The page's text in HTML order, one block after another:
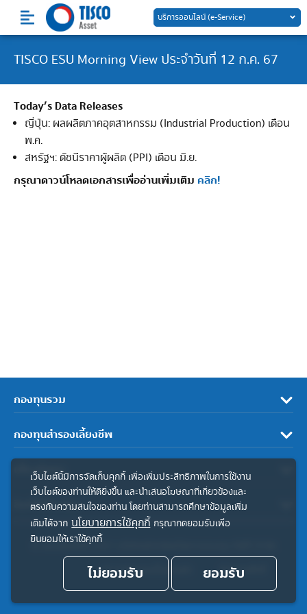
content
บริการออนไลน์ (e-Service)
TISCO ESU Morning View ประจำวันที่ 12 ก.ค. 67
Today’s Data Releases
ญี่ปุ่น: ผลผลิตภาคอุตสาหกรรม (Industrial Production) เดือน
พ.ค.
สหรัฐฯ: ดัชนีราคาผู้ผลิต (PPI) เดือน มิ.ย.
กรุณาดาวน์โหลดเอกสารเพื่ออ่านเพิ่มเติม คลิก!
กองทุนรวม
กองทุนสำรองเลี้ยงชีพ
เกี่ยวกับเรา
ลิงค์ที่เกี่ยวข้อง
© สงวนลิขสิทธิ์ 2567 บริษัทหลักทรัพย์จัดการกองทุน ทิสโก้ จำกัด
ประกาศความเป็นส่วนตัว
คำสงวนสิทธิ์
เว็บไซต์นี้มีการจัดเก็บคุกกี้ เพื่อเพิ่มประสิทธิภาพในการใช้งาน
เว็บไซต์ของท่านให้ดียิ่งขึ้น และนำเสนอโฆษณาที่เกี่ยวข้องและ
ตรงกับความสนใจของท่าน โดยท่านสามารถศึกษาข้อมูลเพิ่ม
เติมได้จาก นโยบายการใช้คุกกี้ กรุณากดยอมรับเพื่อ
ยินยอมให้เราใช้คุกกี้
ไม่ยอมรับ ยอมรับ